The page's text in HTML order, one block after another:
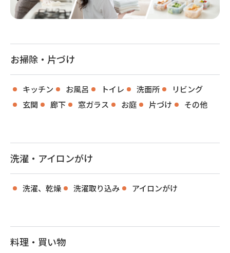
お掃除・片づけ
キッチン お風呂 トイレ 洗面所
リビング
玄関
廊下 窓ガラス お庭 片づけ その他
洗濯・アイロンがけ
洗濯、乾燥 洗濯取り込み アイロンがけ
料理・買い物